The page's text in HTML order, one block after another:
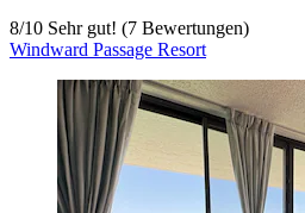
8/10 Sehr gut! (7 Bewertungen)
Windward Passage Resort